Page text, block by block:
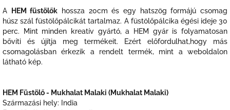
A
HEM füstölők hossza 20cm és egy hatszög formájú csomag
húsz szál füstölőpálcikát tartalmaz. A füstölőpálcika égési ideje 30
perc. Mint minden kreatív gyártó, a HEM gyár is folyamatosan
bővíti és újítja meg termékeit. Ezért előfordulhat,hogy más
csomagolásban érkezik a rendelt termék, mint a weboldalon
látható kép.
HEM Füstölő - Mukhalat Malaki (Mukhalat Malaki)
Származási hely: India